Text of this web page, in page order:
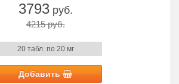
3793руб.
4215 руб.
20 табл. по 20 мг
Добавить